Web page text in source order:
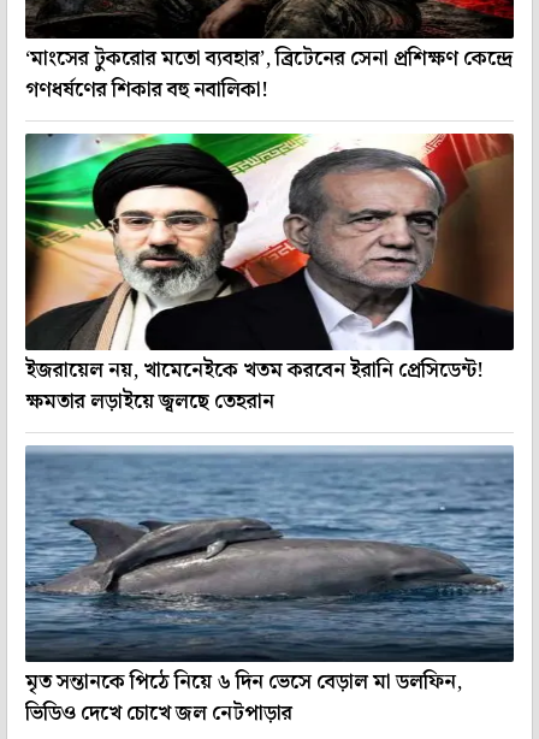
‘মাংসের টুকরোর মতো ব্যবহার’, ব্রিটেনের সেনা প্রশিক্ষণ কেন্দ্রে
গণধর্ষণের শিকার বহু নবালিকা!
ইজরায়েল নয়, খামেনেইকে খতম করবেন ইরানি প্রেসিডেন্ট!
ক্ষমতার লড়াইয়ে জ্বলছে তেহরান
মৃত সন্তানকে পিঠে নিয়ে ৬ দিন ভেসে বেড়াল মা ডলফিন,
ভিডিও দেখে চোখে জল নেটপাড়ার